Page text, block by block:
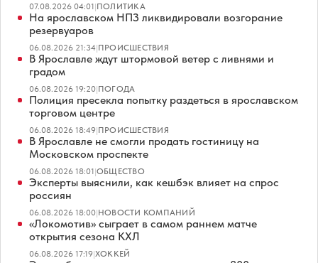
07.08.2026 04:01|ПОЛИТИКА
На ярославском НПЗ ликвидировали возгорание
резервуаров
06.08.2026 21:34|ПРОИСШЕСТВИЯ
В Ярославле ждут штормовой ветер с ливнями и
градом
06.08.2026 19:20|ПОГОДА
Полиция пресекла попытку раздеться в ярославском
торговом центре
06.08.2026 18:49|ПРОИСШЕСТВИЯ
В Ярославле не смогли продать гостиницу на
Московском проспекте
06.08.2026 18:01|ОБЩЕСТВО
Эксперты выяснили, как кешбэк влияет на спрос
россиян
06.08.2026 18:00|НОВОСТИ КОМПАНИЙ
«Локомотив» сыграет в самом раннем матче
открытия сезона КХЛ
06.08.2026 17:19|ХОККЕЙ